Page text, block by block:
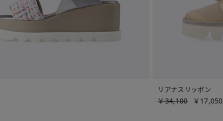
リアナスリッポン
￥34,100 ￥17,050